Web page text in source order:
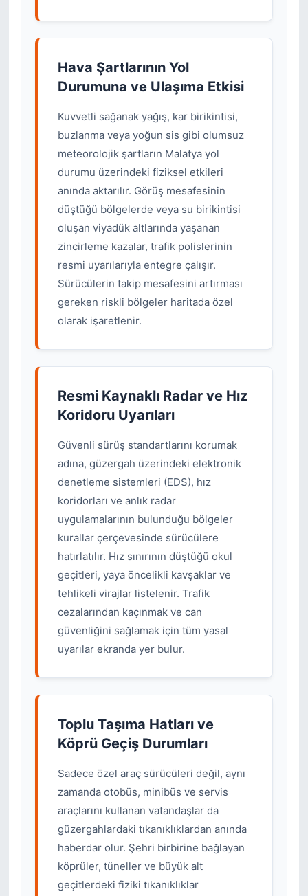
Hava Şartlarının Yol
Durumuna ve Ulaşıma Etkisi
Kuvvetli sağanak yağış, kar birikintisi,
buzlanma veya yoğun sis gibi olumsuz
meteorolojik şartların Malatya yol
durumu üzerindeki fiziksel etkileri
anında aktarılır. Görüş mesafesinin
düştüğü bölgelerde veya su birikintisi
oluşan viyadük altlarında yaşanan
zincirleme kazalar, trafik polislerinin
resmi uyarılarıyla entegre çalışır.
Sürücülerin takip mesafesini artırması
gereken riskli bölgeler haritada özel
olarak işaretlenir.
Resmi Kaynaklı Radar ve Hız
Koridoru Uyarıları
Güvenli sürüş standartlarını korumak
adına, güzergah üzerindeki elektronik
denetleme sistemleri (EDS), hız
koridorları ve anlık radar
uygulamalarının bulunduğu bölgeler
kurallar çerçevesinde sürücülere
hatırlatılır. Hız sınırının düştüğü okul
geçitleri, yaya öncelikli kavşaklar ve
tehlikeli virajlar listelenir. Trafik
cezalarından kaçınmak ve can
güvenliğini sağlamak için tüm yasal
uyarılar ekranda yer bulur.
Toplu Taşıma Hatları ve
Köprü Geçiş Durumları
Sadece özel araç sürücüleri değil, aynı
zamanda otobüs, minibüs ve servis
araçlarını kullanan vatandaşlar da
güzergahlardaki tıkanıklıklardan anında
haberdar olur. Şehri birbirine bağlayan
köprüler, tüneller ve büyük alt
geçitlerdeki fiziki tıkanıklıklar